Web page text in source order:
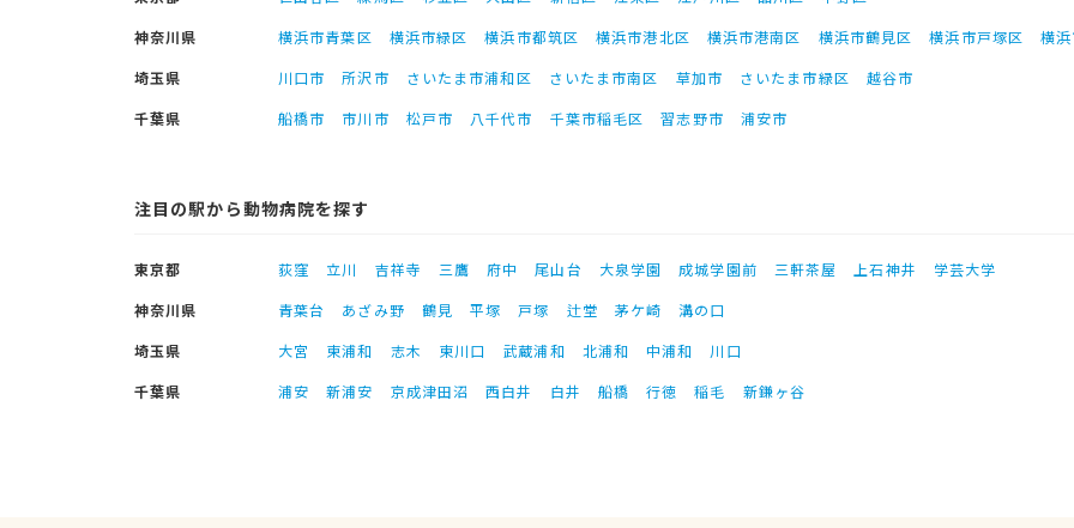
神奈川県
横浜市青葉区 横浜市緑区 横浜市都筑区 横浜市港北区 横浜市港南区 横浜市鶴見区 横浜市戸塚区
横
埼玉県
川口市 所沢市 さいたま市浦和区 さいたま市南区 草加市 さいたま市緑区
越谷市
千葉県
船橋市 市川市 松戸市 八千代市 千葉市稲毛区 習志野市 浦安市
注目の駅から動物病院を探す
東京都 荻窪 立川 吉祥寺 三鷹 府中 尾山台 大泉学園 成城学園前 三軒茶屋 上石神井
学芸大学
神奈川県
青葉台 あざみ野 鶴見 平塚 戸塚 辻堂 茅ケ崎
溝の口
埼玉県
大宮 東浦和 志木 東川口 武蔵浦和 北浦和 中浦和
川口
千葉県
浦安 新浦安 京成津田沼 西白井 白井 船橋 行徳 稲毛 新鎌ヶ谷